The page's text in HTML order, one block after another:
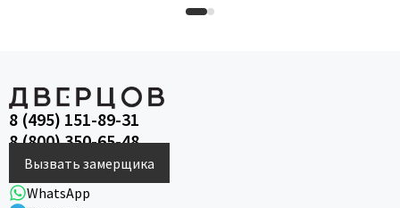
8 (495) 151-89-31
8 (800) 350-65-48
Вызвать замерщика
WhatsApp